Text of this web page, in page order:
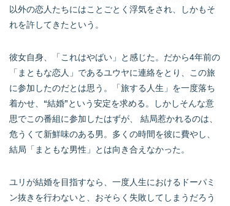
以外の恋人たちにはことごとく浮気をされ、しかもそ
れを許してきたという。
彼女自身、「これはやばい」と感じた。だから4年前の
「まともな恋人」であるユウヤに連絡をとり、この旅
に参加したのだとは思う。「旅する人生」を一度落ち
着かせ、“結婚”という安定を求める。しかしそんな意
思でこの番組に参加したはずが、 結局惹かれるのは、
危うくて新鮮味のある男。多くの時間を彼に費やし、
結局「まともな男性」とは向き合えなかった。
ユリが結婚を目指すなら、一度人生におけるドーパミ
ン抜きを行わないと、おそらく失敗してしまうだろう